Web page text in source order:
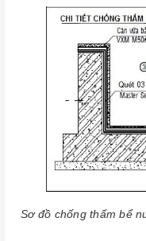
Sơ đồ chống thấm bể